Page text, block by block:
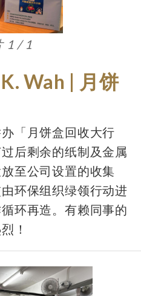
1 / 1
Wah | 月饼
「月饼盒回收大行
后剩余的纸制及金属
至公司设置的收集
环保组织绿领行动进
环再造。有赖同事的
！